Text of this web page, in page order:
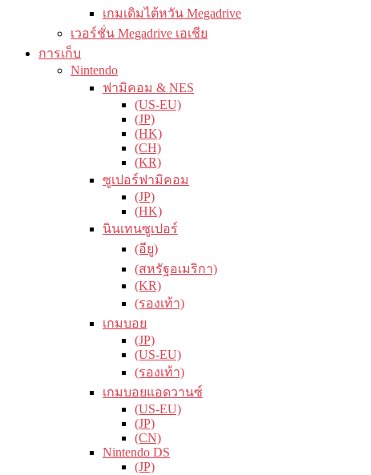
เกมเดิมไต้หวัน Megadrive
เวอร์ชั่น Megadrive เอเชีย
การเก็บ
Nintendo
ฟามิคอม & NES
(US-EU)
(JP)
(HK)
(CH)
(KR)
ซูเปอร์ฟามิคอม
(JP)
(HK)
นินเทนซูเปอร์
(อียู)
(สหรัฐอเมริกา)
(KR)
(รองเท้า)
เกมบอย
(JP)
(US-EU)
(รองเท้า)
เกมบอยแอดวานซ์
(US-EU)
(JP)
(CN)
Nintendo DS
(JP)